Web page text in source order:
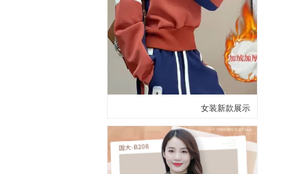
女装新款展示